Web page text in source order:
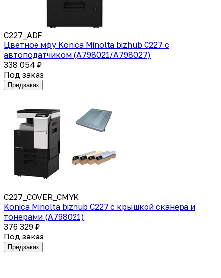
C227_ADF
Цветное мфу Konica Minolta bizhub C227 с
автоподатчиком (A798021/A798027)
338 054 ₽
Под заказ
Предзаказ
C227_COVER_CMYK
Konica Minolta bizhub C227 с крышкой сканера и
тонерами (A798021)
376 329 ₽
Под заказ
Предзаказ